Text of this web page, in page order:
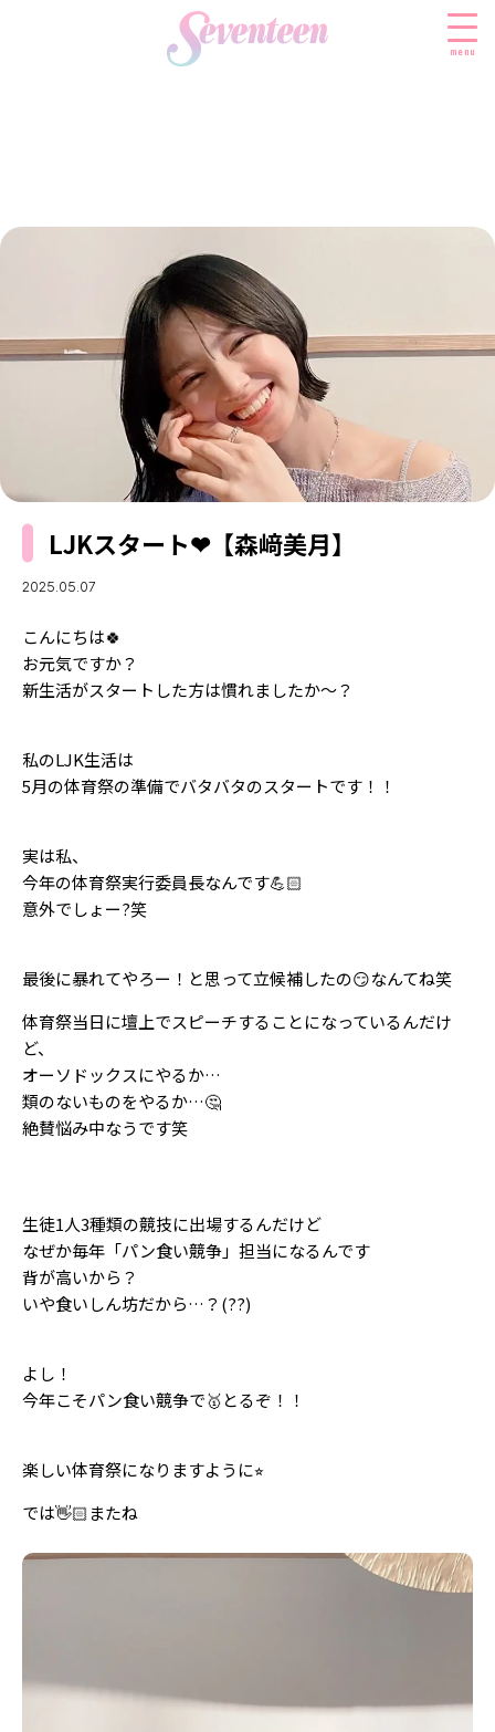
menu
FASHION
ファッションニュース
モデル私服
着痩せ
ビューティニュース
トレンドメイク
ベストコスメ
ヘアアレンジ・ヘアケア
スキンケア
ボディケア
SCHOOL
スクールニュース
制服コーデ
学校ヘアメイク
勉強・受験・進路
ENTERTAINMENT
エンタメニュース
なにわ男子
LIFESTYLE
ライフスタイルニュース
JKランキング・アワード
おでかけ
お悩み相談
JK TREND
JKトレンドニュース
MODELS
MODEL'S BLOG
TikTok
Instagram
YouTube
ゲッターズ飯田
MISS SEVENTEEN
バックナンバー
INFORMATION
Seventeen
ST member
LJKスタート❤︎【森﨑美月】
2025.05.07
こんにちは🍀
お元気ですか？
新生活がスタートした方は慣れましたか〜？
私のLJK生活は
5月の体育祭の準備でバタバタのスタートです！！
実は私、
今年の体育祭実行委員長なんです💪🏻
意外でしょー?笑
最後に暴れてやろー！と思って立候補したの😏なんてね笑
体育祭当日に壇上でスピーチすることになっているんだけ
ど、
オーソドックスにやるか…
類のないものをやるか…🤔
絶賛悩み中なうです笑
生徒1人3種類の競技に出場するんだけど
なぜか毎年「パン食い競争」担当になるんです
背が高いから？
いや食いしん坊だから…？(??)
よし！
今年こそパン食い競争で🥇とるぞ！！
楽しい体育祭になりますように⭐︎
では👋🏻またね